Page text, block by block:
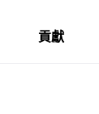
貢獻